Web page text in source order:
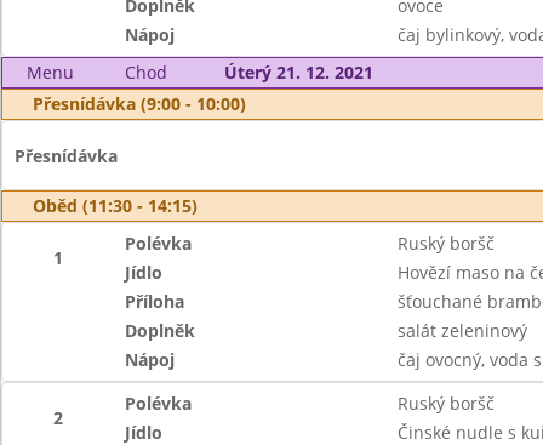
Doplněk
ovoce
Nápoj
čaj bylinkový,
Menu
Chod
Úterý 21. 12. 2021
Přesnídávka (9:00 - 10:00)
Přesnídávka
Oběd (11:30 - 14:15)
1
Polévka
Ruský boršč
Jídlo
Hovězí maso na
Příloha
šťouchané
Doplněk
salát zeleninový
Nápoj
čaj ovocný, voda
2
Polévka
Ruský boršč
Jídlo
Činské nudle s